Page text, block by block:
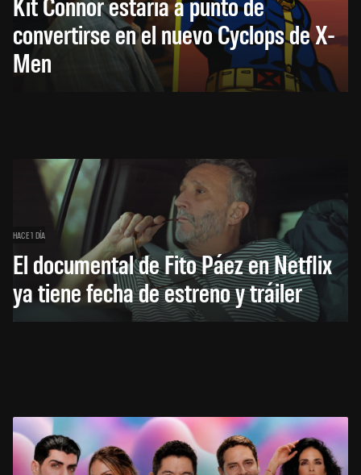
convertirse en el nuevo Cyclops de X-
Men
HACE 1 DÍA
El documental de Fito Páez en Netflix
ya tiene fecha de estreno y tráiler